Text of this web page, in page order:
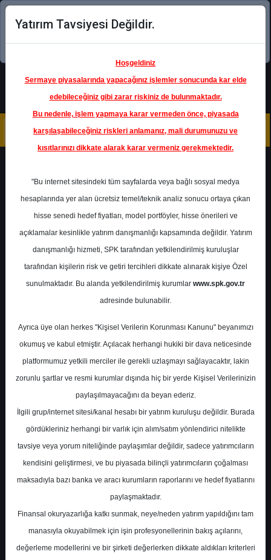
Şimdi uygulamayı indirin!
VESTL- VESTEL ELEKTRONİK
SANAYİ VE TİCARET A.Ş.
Hedef Fiyat 75.46 ₺
Getiri
%231.55
5 2
En Yüksek Tahmin
Ortalama Fiyat Tahmini
Ortalama Getiri Potansiyeli
Yatırım Tavsiyesi Değildir.
Hoşgeldiniz
Sermaye piyasalarında yapacağınız işlemler sonucunda kar elde
edebileceğiniz gibi zarar riskiniz de bulunmaktadır.
Bu nedenle, işlem yapmaya karar vermeden önce, piyasada
karşılaşabileceğiniz riskleri anlamanız, mali durumunuzu ve
kısıtlarınızı dikkate alarak karar vermeniz gerekmektedir.
"Bu internet sitesindeki tüm sayfalarda veya bağlı sosyal medya
hesaplarında yer alan ücretsiz temel/teknik analiz sonucu ortaya çıkan
hisse senedi hedef fiyatları, model portföyler, hisse önerileri ve
açıklamalar kesinlikle yatırım danışmanlığı kapsamında değildir. Yatırım
danışmanlığı hizmeti, SPK tarafından yetkilendirilmiş kuruluşlar
tarafından kişilerin risk ve getiri tercihleri dikkate alınarak kişiye Özel
sunulmaktadır. Bu alanda yetkilendirilmiş kurumlar www.spk.gov.tr
adresinde bulunabilir.
Ayrıca üye olan herkes "Kişisel Verilerin Korunması Kanunu" beyanımızı
okumuş ve kabul etmiştir. Açılacak herhangi hukiki bir dava neticesinde
platformumuz yetkili merciler ile gerekli uzlaşmayı sağlayacaktır, lakin
zorunlu şartlar ve resmi kurumlar dışında hiç bir yerde Kişisel Verilerinizin
paylaşılmayacağını da beyan ederiz.
İlgili grup/internet sitesi/kanal hesabı bir yatırım kuruluşu değildir. Burada
gördükleriniz herhangi bir varlık için alım/satım yönlendirici nitelikte
tavsiye veya yorum niteliğinde paylaşımlar değildir, sadece yatırımcıların
kendisini geliştirmesi, ve bu piyasada bilinçli yatırımcıların çoğalması
maksadıyla bazı banka ve aracı kurumların raporlarını ve hedef fiyatlarını
paylaşmaktadır.
Finansal okuryazarlığa katkı sunmak, neye/neden yatırım yapıldığını tam
manasıyla okuyabilmek için işin profesyonellerinin bakış açılarını,
değerleme modellerini ve bir şirketi değerlerken dikkate aldıkları kriterleri